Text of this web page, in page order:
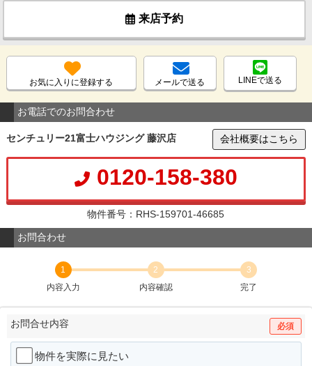
来店予約
お気に入りに登録する メールで送る LINEで送る
お電話でのお問合わせ
センチュリー21富士ハウジング 藤沢店 会社概要はこちら
0120-158-380
物件番号：RHS-159701-46685
お問合わせ
1
内容入力
2
内容確認
3
完了
お問合せ内容 必須
物件を実際に見たい